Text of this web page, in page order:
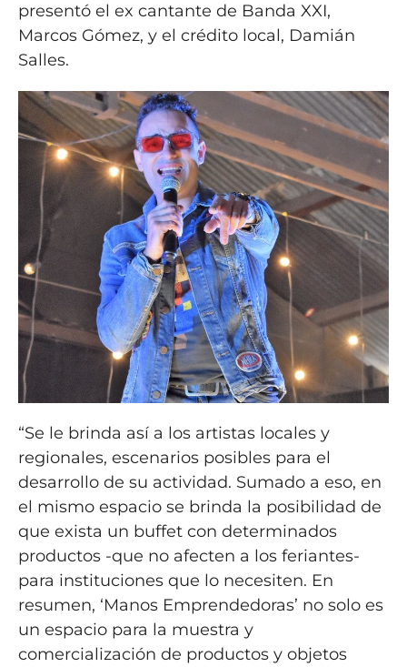
presentó el ex cantante de Banda XXI,
Marcos Gómez, y el crédito local, Damián
Salles.
“Se le brinda así a los artistas locales y
regionales, escenarios posibles para el
desarrollo de su actividad. Sumado a eso, en
el mismo espacio se brinda la posibilidad de
que exista un buffet con determinados
productos -que no afecten a los feriantes-
para instituciones que lo necesiten. En
resumen, ‘Manos Emprendedoras’ no solo es
un espacio para la muestra y
comercialización de productos y objetos